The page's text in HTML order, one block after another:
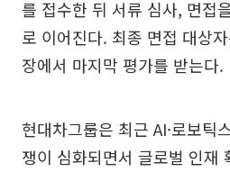
를 접수한 뒤 서류 심사, 면접
로 이어진다. 최종 면접 대상
장에서 마지막 평가를 받는다.
현대차그룹은 최근 AI·로보틱
쟁이 심화되면서 글로벌 인재